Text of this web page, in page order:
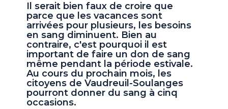
Il serait bien faux de croire que
parce que les vacances sont
arrivées pour plusieurs, les besoins
en sang diminuent. Bien au
contraire, c'est pourquoi il est
important de faire un don de sang
même pendant la période estivale.
Au cours du prochain mois, les
citoyens de Vaudreuil-Soulanges
pourront donner du sang à cinq
occasions.